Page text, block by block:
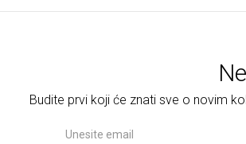
Budite prvi koji će znati sve o novim